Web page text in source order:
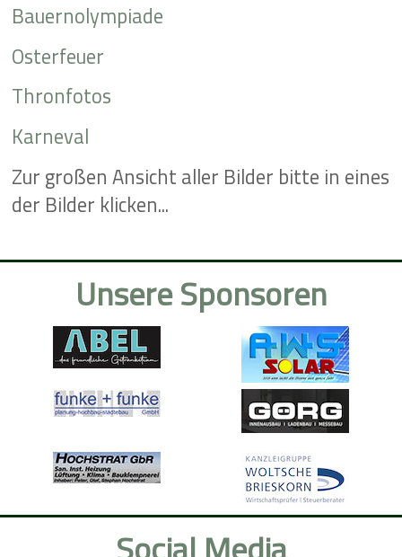
Bauernolympiade
Osterfeuer
Thronfotos
Karneval
Zur großen Ansicht aller Bilder bitte in eines
der Bilder klicken...
Unsere Sponsoren